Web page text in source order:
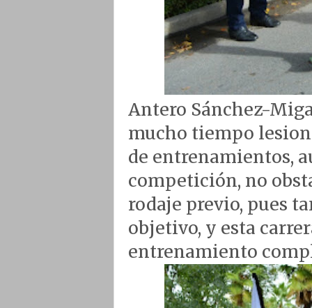
Antero Sánchez-
mucho tiempo
de entrenamientos,
competición, no
rodaje previo, pues
objetivo, y esta
entrenamiento